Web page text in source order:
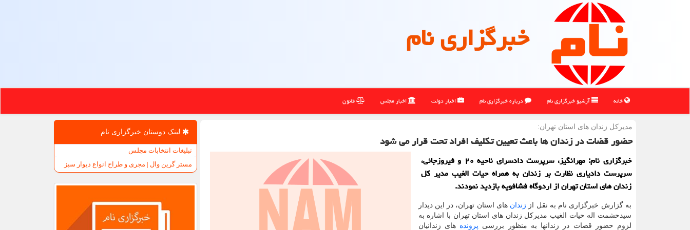
خبرگزاری نام
خانه آرشیو خبرگزاری نام درباره خبرگزاری نام اخبار دولت اخبار مجلس قانون
مدیركل زندان های استان تهران:
حضور قضات در زندان ها باعث تعیین تكلیف افراد تحت قرار می شود
خبرگزاری نام: مهرانگیز، سرپرست دادسرای ناحیه ۲۰ و فیروزجائی،
سرپرست دادیاری نظارت بر زندان به همراه حیات الغیب مدیر كل
زندان های استان تهران از اردوگاه فشافویه بازدید نمودند.
به گزارش خبرگزاری نام به نقل از زندان های استان تهران، در این دیدار
سیدحشمت اله حیات الغیب مدیركل زندان های استان تهران با اشاره به
لزوم حضور قضات در زندانها به منظور بررسی پرونده های زندانیان
لینک دوستان خبرگزاری نام
تبلیغات انتخابات مجلس
مستر گرین وال | مجری و طراح انواع دیوار سبز